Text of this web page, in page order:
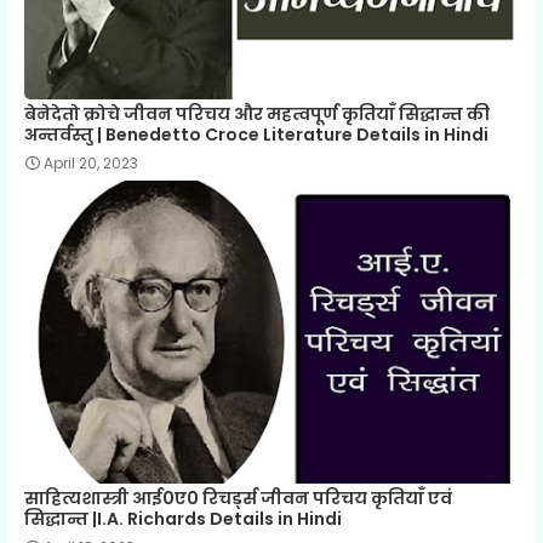
बेनेदेतो क्रोचे जीवन परिचय और महत्वपूर्ण कृतियाँ सिद्धान्त की
अन्तर्वस्तु | Benedetto Croce Literature Details in Hindi
April 20, 2023
साहित्यशास्त्री आई0ए0 रिचर्ड्स जीवन परिचय कृतियाँ एवं
सिद्धान्त |I.A. Richards Details in Hindi